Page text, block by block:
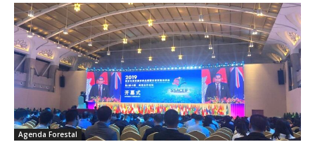
Agenda Forestal